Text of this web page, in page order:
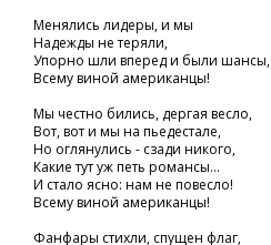
Менялись лидеры, и мы
Надежды не теряли,
Упорно шли вперед и были шансы,
Всему виной американцы!
Мы честно бились, дергая весло,
Вот, вот и мы на пьедестале,
Но оглянулись - сзади никого,
Какие тут уж петь романсы...
И стало ясно: нам не повесло!
Всему виной американцы!
Фанфары стихли, спущен флаг,